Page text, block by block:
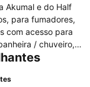
Akumal e do Half
para fumadores,
com acesso para
/ chuveiro,
rádio despertador,
e TV com canais